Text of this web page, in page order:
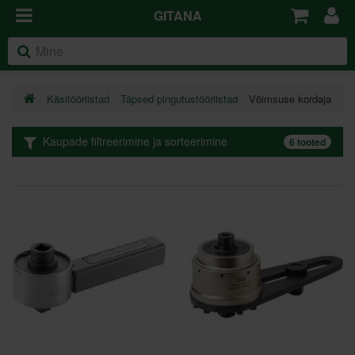
GITANA
Käsitööriistad Täpsed pingutustööriistad Võimsuse kordaja
Kaupade filtreerimine ja sorteerimine 6 tooted